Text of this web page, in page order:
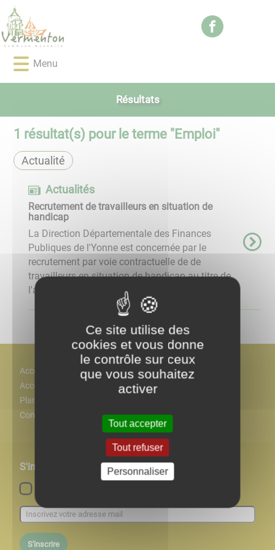
Lien
d'accès
rapide
au
menu
Lien
d'accès
rapide
au
contenu
Lien
d'accès
rapide
à
Lien
d'accès
rapide
au
pied
Menu
Résultats
1 résultat(s) pour le terme "Emploi"
Actualité
Actualités
Recrutement de travailleurs en situation de
handicap
La Direction Départementale des Finances
Publiques de l'Yonne est concernée par le
recrutement par voie contractuelle de de
travailleurs en situation de handicap au titre de
l'année 2022. Pour la DDFIP ...
Accès
Accessiblité
Plan
Contact
S'inscrire à notre newsletter
S'inscrire
Panneau de gestion des cookies
Ce site utilise des
cookies et vous donne
le contrôle sur ceux
que vous souhaitez
activer
Tout accepter
Tout refuser
Personnaliser